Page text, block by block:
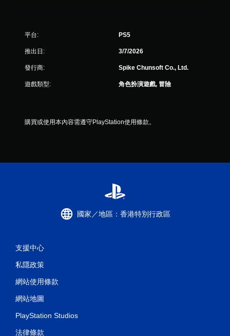
平台: PS5
推出日: 3/7/2026
發行商: Spike Chunsoft Co., Ltd.
遊戲類型: 角色扮演遊戲, 冒險
購買或使用本內容需遵守PlayStation使用條款。
國家／地區：香港特別行政區
支援中心
私隱政策
網站使用條款
網站地圖
PlayStation Studios
法律條款